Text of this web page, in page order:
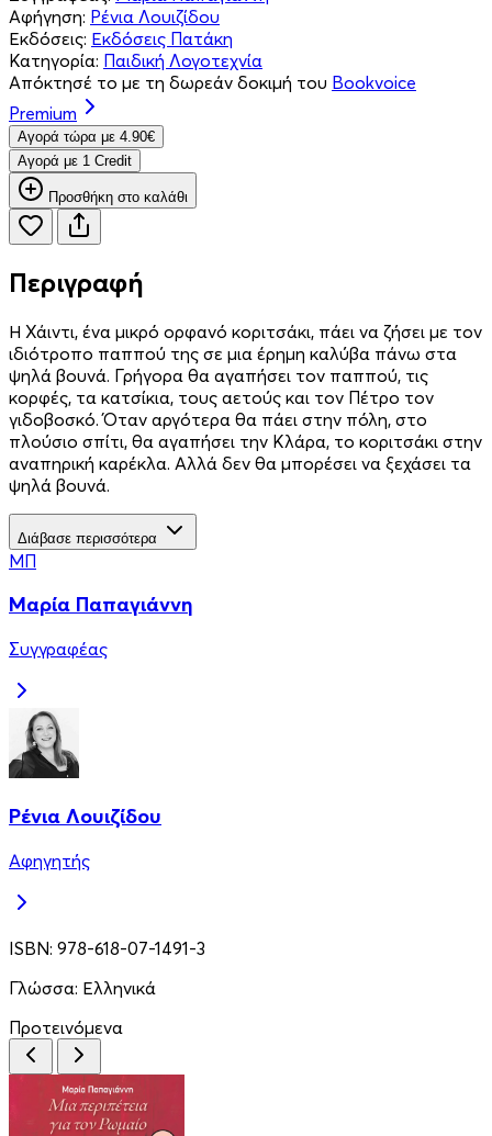
Αφήγηση: Ρένια Λουιζίδου
Εκδόσεις: Εκδόσεις Πατάκη
Κατηγορία: Παιδική Λογοτεχνία
Απόκτησέ το με τη δωρεάν δοκιμή του Bookvoice
Premium
Aγορά τώρα με 4.90€
Aγορά με 1 Credit
Προσθήκη στο καλάθι
Περιγραφή
Η Χάιντι, ένα μικρό ορφανό κοριτσάκι, πάει να ζήσει με τον
ιδιότροπο παππού της σε μια έρημη καλύβα πάνω στα
ψηλά βουνά. Γρήγορα θα αγαπήσει τον παππού, τις
κορφές, τα κατσίκια, τους αετούς και τον Πέτρο τον
γιδοβοσκό. Όταν αργότερα θα πάει στην πόλη, στο
πλούσιο σπίτι, θα αγαπήσει την Κλάρα, το κοριτσάκι στην
αναπηρική καρέκλα. Αλλά δεν θα μπορέσει να ξεχάσει τα
ψηλά βουνά.
Διάβασε περισσότερα
ΜΠ
Μαρία Παπαγιάννη
Συγγραφέας
Ρένια Λουιζίδου
Αφηγητής
ISBN: 978-618-07-1491-3
Γλώσσα: Ελληνικά
Προτεινόμενα